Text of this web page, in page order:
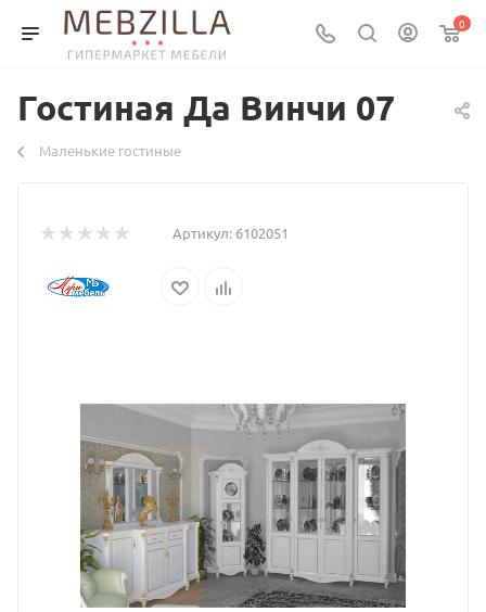
0
Гостиная Да Винчи 07
Маленькие гостиные
Артикул: 6102051